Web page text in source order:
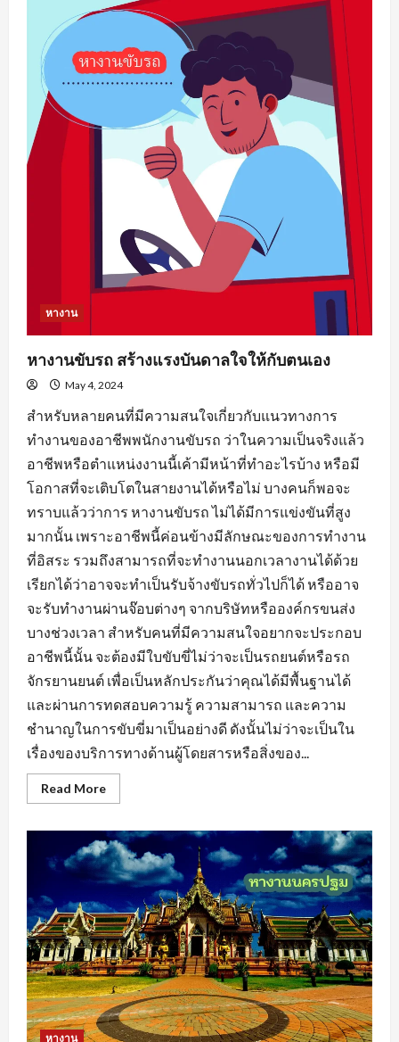
เพชรบูรณ์
ตำแหน่ง
งาน
ว่าง
ที่
หางาน
หางานขับรถ สร้างแรงบันดาลใจให้กับตนเอง
May 4, 2024
สำหรับหลายคนที่มีความสนใจเกี่ยวกับแนวทางการ
ทำงานของอาชีพพนักงานขับรถ ว่าในความเป็นจริงแล้ว
อาชีพหรือตำแหน่งงานนี้เค้ามีหน้าที่ทำอะไรบ้าง หรือมี
โอกาสที่จะเติบโตในสายงานได้หรือไม่ บางคนก็พอจะ
ทราบแล้วว่าการ หางานขับรถ ไม่ได้มีการแข่งขันที่สูง
มากนั้น เพราะอาชีพนี้ค่อนข้างมีลักษณะของการทำงาน
ที่อิสระ รวมถึงสามารถที่จะทำงานนอกเวลางานได้ด้วย
เรียกได้ว่าอาจจะทำเป็นรับจ้างขับรถทั่วไปก็ได้ หรืออาจ
จะรับทำงานผ่านจ๊อบต่างๆ จากบริษัทหรือองค์กรขนส่ง
บางช่วงเวลา สำหรับคนที่มีความสนใจอยากจะประกอบ
อาชีพนี้นั้น จะต้องมีใบขับขี่ไม่ว่าจะเป็นรถยนต์หรือรถ
จักรยานยนต์ เพื่อเป็นหลักประกันว่าคุณได้มีพื้นฐานได้
และผ่านการทดสอบความรู้ ความสามารถ และความ
ชำนาญในการขับขี่มาเป็นอย่างดี ดังนั้นไม่ว่าจะเป็นใน
เรื่องของบริการทางด้านผู้โดยสารหรือสิ่งของ...
Read MoreRead
more
งาน
ขับ
รถ
สร้าง
แรง
บันดาล
ใจ
ให้
กับ
ตนเอง
หางาน